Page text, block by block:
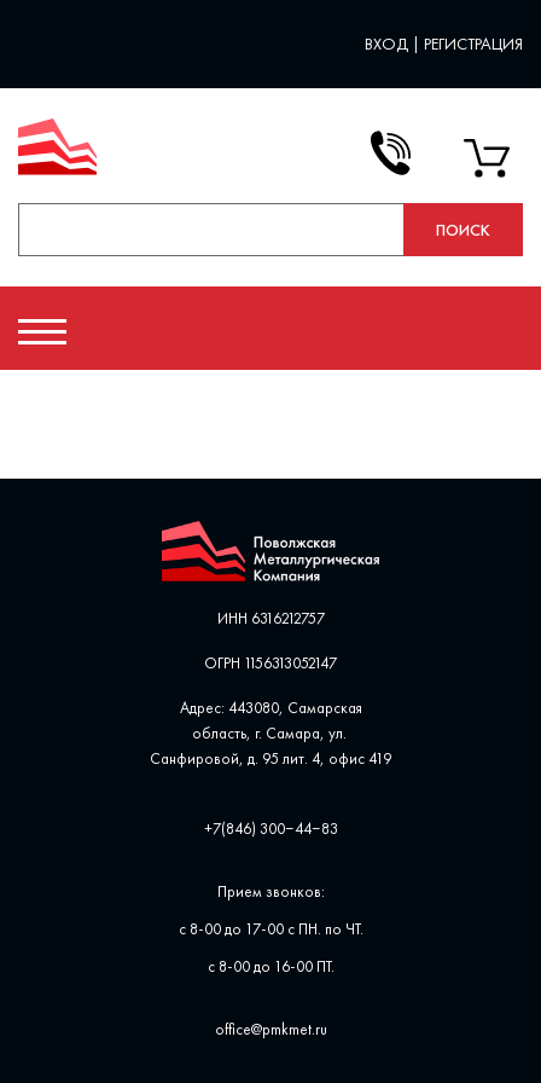
ВХОД | РЕГИСТРАЦИЯ
ИНН 6316212757
ОГРН 1156313052147
Адрес: 443080, Самарская
область, г. Самара, ул. ​
Санфировой, д. 95 лит. 4, офис ​419
+7(846) 300‒44‒83
Прием звонков:
с 8-00 до 17-00 с ПН. по ЧТ.
с 8-00 до 16-00 ПТ.
office@pmkmet.ru